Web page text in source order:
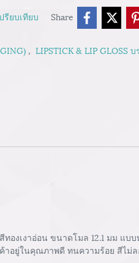
รียบเทียบ Share
, LIPSTICK & LIP GLOSS
องเงาอ่อน ขนาดโมล 12.1 มม แ
ค้าอยู่ในคุณภาพดี ทนความร้อย สีไ